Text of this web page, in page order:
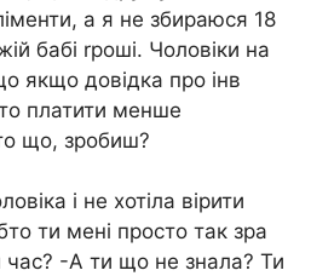
а я не збираюся 18
бабі rpоші. Чоловіки на
якщо довідка про інв
платити менше
що, зробиш?
і не хотіла вірити
ти мені просто так зра
-А ти що не знала? Ти